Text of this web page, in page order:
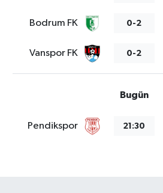
Bodrum FK 0-2
Vanspor FK 0-2
Bugün
Pendikspor 21:30